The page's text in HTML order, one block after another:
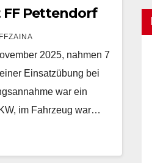
Pettendorf
FFZAINA
2025, nahmen 7
Einsatzübung bei
war ein
im Fahrzeug war…